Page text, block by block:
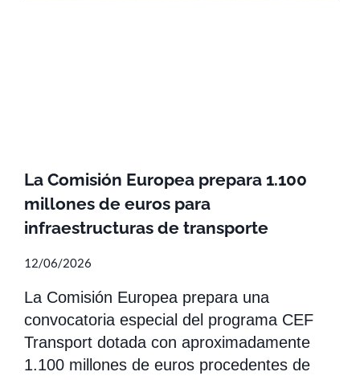
La Comisión Europea prepara 1.100
millones de euros para
infraestructuras de transporte
12/06/2026
La Comisión Europea prepara una
convocatoria especial del programa CEF
Transport dotada con aproximadamente
1.100 millones de euros procedentes de